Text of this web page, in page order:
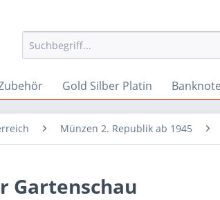
Gold Silber Platin
Münzen 2. Republik ab 1945
Gartenschau